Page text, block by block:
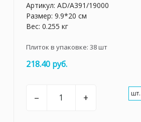
Артикул: AD/A391/19000
Размер: 9.9*20 см
Вес: 0.255 кг
Плиток в упаковке: 38шт
218.40 руб.
– + шт.